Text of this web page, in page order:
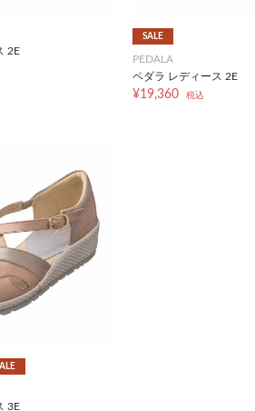
2E
SALE
PEDALA
ペダラ レディース 2E
¥19,360 税込
3E